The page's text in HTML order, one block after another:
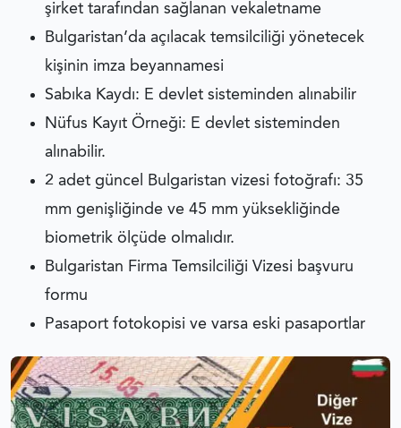
şirket tarafından sağlanan vekaletname
Bulgaristan’da açılacak temsilciliği yönetecek
kişinin imza beyannamesi
Sabıka Kaydı: E devlet sisteminden alınabilir
Nüfus Kayıt Örneği: E devlet sisteminden
alınabilir.
2 adet güncel Bulgaristan vizesi fotoğrafı: 35
mm genişliğinde ve 45 mm yüksekliğinde
biometrik ölçüde olmalıdır.
Bulgaristan Firma Temsilciliği Vizesi başvuru
formu
Pasaport fotokopisi ve varsa eski pasaportlar